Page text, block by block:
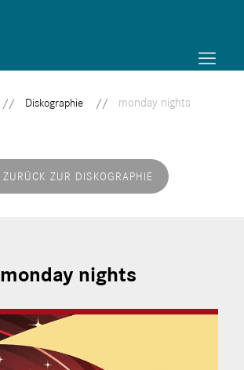
Diskographie monday nights
ZURÜCK ZUR DISKOGRAPHIE
monday nights